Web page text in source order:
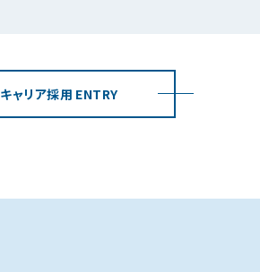
キャリア採用 ENTRY